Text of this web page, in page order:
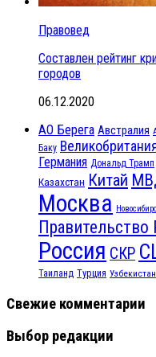
Правовед
Составлен рейтинг
городов
06.12.2020
АО Берега Австралия
Баку
Германия Дональд Трамп
Казахстан Китай
Москва
Правительство
Россия СКР
Таиланд Турция Узбекистан
Свежие комментарии
Выбор редакции